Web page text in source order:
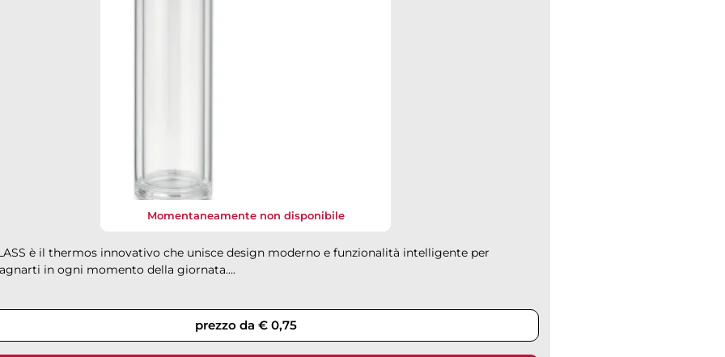
Momentaneamente non disponibile
è il thermos innovativo che unisce design moderno e funzionalità intelligente per
in ogni momento della giornata....
prezzo da € 0,75